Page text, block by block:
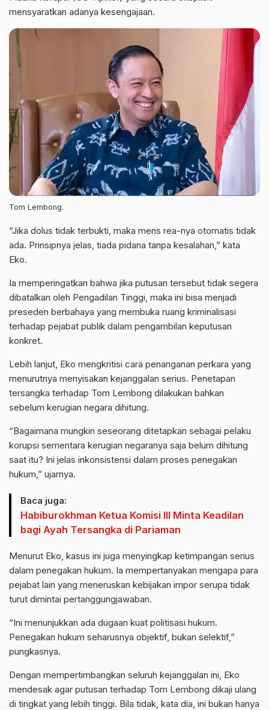
mensyaratkan adanya kesengajaan.
Tom Lembong.
“Jika dolus tidak terbukti, maka mens rea-nya otomatis tidak
ada. Prinsipnya jelas, tiada pidana tanpa kesalahan,” kata
Eko.
Ia memperingatkan bahwa jika putusan tersebut tidak segera
dibatalkan oleh Pengadilan Tinggi, maka ini bisa menjadi
preseden berbahaya yang membuka ruang kriminalisasi
terhadap pejabat publik dalam pengambilan keputusan
konkret.
Lebih lanjut, Eko mengkritisi cara penanganan perkara yang
menurutnya menyisakan kejanggalan serius. Penetapan
tersangka terhadap Tom Lembong dilakukan bahkan
sebelum kerugian negara dihitung.
“Bagaimana mungkin seseorang ditetapkan sebagai pelaku
korupsi sementara kerugian negaranya saja belum dihitung
saat itu? Ini jelas inkonsistensi dalam proses penegakan
hukum,” ujarnya.
Baca juga:
Habiburokhman Ketua Komisi III Minta Keadilan
bagi Ayah Tersangka di Pariaman
Menurut Eko, kasus ini juga menyingkap ketimpangan serius
dalam penegakan hukum. Ia mempertanyakan mengapa para
pejabat lain yang meneruskan kebijakan impor serupa tidak
turut dimintai pertanggungjawaban.
“Ini menunjukkan ada dugaan kuat politisasi hukum.
Penegakan hukum seharusnya objektif, bukan selektif,”
pungkasnya.
Dengan mempertimbangkan seluruh kejanggalan ini, Eko
mendesak agar putusan terhadap Tom Lembong dikaji ulang
di tingkat yang lebih tinggi. Bila tidak, kata dia, ini bukan hanya